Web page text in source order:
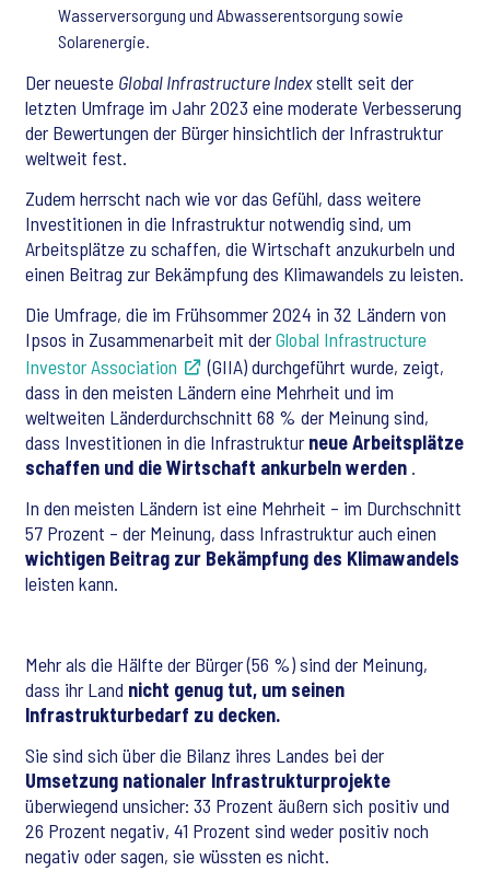
Wasserversorgung und Abwasserentsorgung sowie
Solarenergie.
Der neueste Global Infrastructure Indexstellt seit der
letzten Umfrage im Jahr 2023 eine moderate Verbesserung
der Bewertungen der Bürger hinsichtlich der Infrastruktur
weltweit fest.
Zudem herrscht nach wie vor das Gefühl, dass weitere
Investitionen in die Infrastruktur notwendig sind, um
Arbeitsplätze zu schaffen, die Wirtschaft anzukurbeln und
einen Beitrag zur Bekämpfung des Klimawandels zu leisten.
Die Umfrage, die im Frühsommer 2024 in 32 Ländern von
Ipsos in Zusammenarbeit mit derGlobal Infrastructure
Investor Association
(GIIA) durchgeführt wurde, zeigt,
dass in den meisten Ländern eine Mehrheit und im
weltweiten Länderdurchschnitt 68 % der Meinung sind,
dass Investitionen in die Infrastruktur neue Arbeitsplätze
schaffen und die Wirtschaft ankurbeln werden .
In den meisten Ländern ist eine Mehrheit – im Durchschnitt
57 Prozent – der Meinung, dass Infrastruktur auch einen
wichtigen Beitrag zur Bekämpfung des Klimawandels
leisten kann.
Mehr als die Hälfte der Bürger (56 %) sind der Meinung,
dass ihr Land nicht genug tut, um seinen
Infrastrukturbedarf zu decken.
Sie sind sich über die Bilanz ihres Landes bei der
Umsetzung nationaler Infrastrukturprojekte
überwiegend unsicher: 33 Prozent äußern sich positiv und
26 Prozent negativ, 41 Prozent sind weder positiv noch
negativ oder sagen, sie wüssten es nicht.